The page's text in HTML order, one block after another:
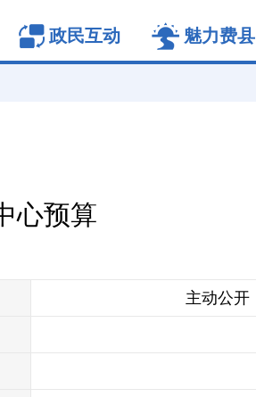
政民互动 魅力费县
心预算
主动公开